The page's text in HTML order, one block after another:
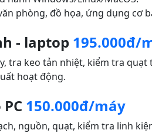
phòng, đồ họa, ứng dụng cơ
- laptop 195.000đ/
tra keo tản nhiệt, kiểm tra quạt
hoạt động.
150.000đ/máy
nguồn, quạt, kiểm tra linh